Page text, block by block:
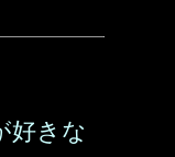
好きな